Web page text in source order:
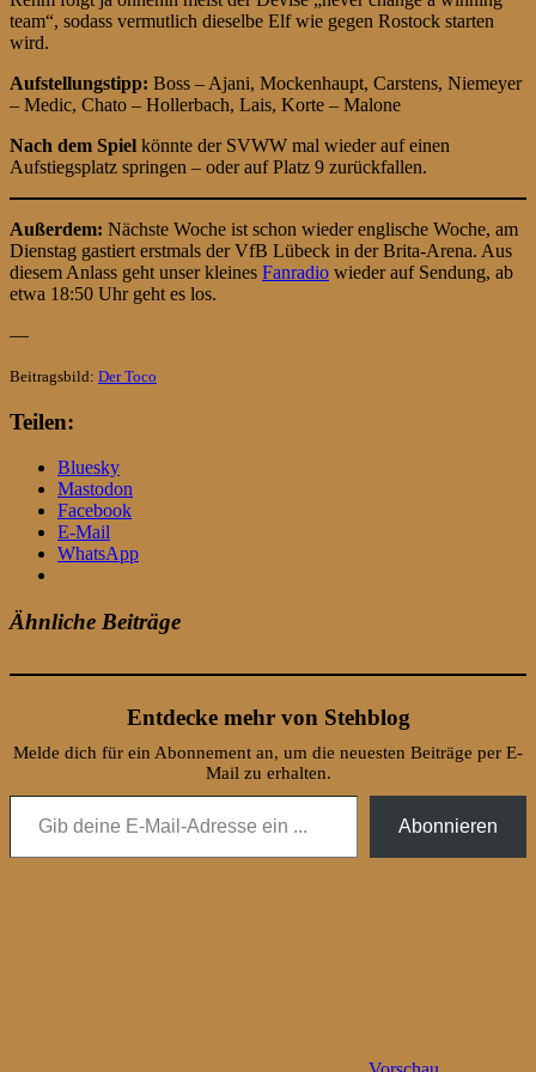
team“, sodass vermutlich dieselbe Elf wie gegen Rostock starten
wird.
Aufstellungstipp: Boss – Ajani, Mockenhaupt, Carstens, Niemeyer
– Medic, Chato – Hollerbach, Lais, Korte – Malone
Nach dem Spiel könnte der SVWW mal wieder auf einen
Aufstiegsplatz springen – oder auf Platz 9 zurückfallen.
Außerdem: Nächste Woche ist schon wieder englische Woche, am
Dienstag gastiert erstmals der VfB Lübeck in der Brita-Arena. Aus
diesem Anlass geht unser kleines Fanradio wieder auf Sendung, ab
etwa 18:50 Uhr geht es los.
—
Beitragsbild: Der Toco
Teilen:
Bluesky
Mastodon
Facebook
E-Mail
WhatsApp
Ähnliche Beiträge
Entdecke mehr von Stehblog
Melde dich für ein Abonnement an, um die neuesten Beiträge per E-
Mail zu erhalten.
Gib deine E-Mail-Adresse ein ...
Abonnieren